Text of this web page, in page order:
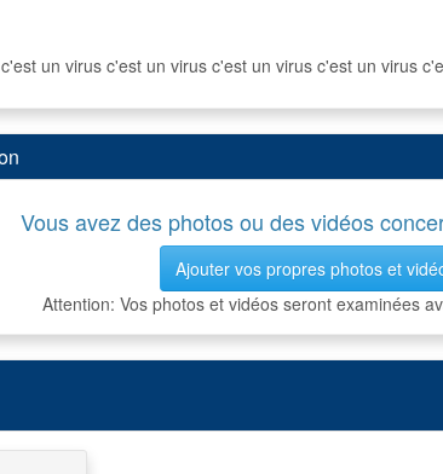
un virus c'est un virus c'est un virus c'est un virus
Vous avez des photos ou des vidéos
Ajouter vos propres photos et
Attention: Vos photos et vidéos seront examinées